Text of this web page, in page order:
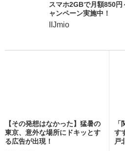
スマホ2GBで月額850
ャンペーン実施中！
IIJmio
【その発想はなかった】猛暑の
東京、意外な場所にドキッとす
る広告が出現！
す
戸